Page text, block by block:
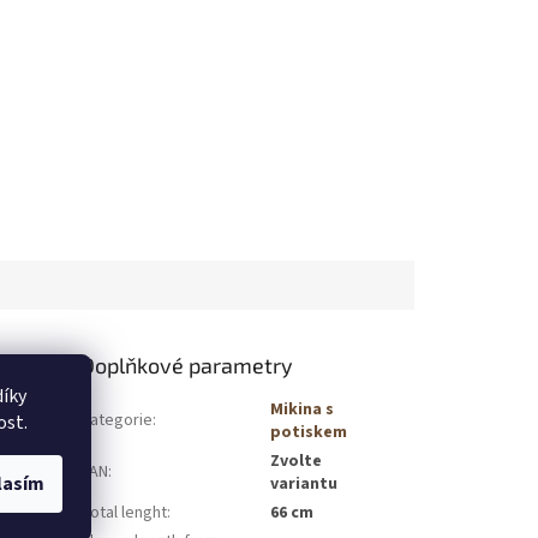
Doplňkové parametry
Kategorie:
Mikina s
potiskem
EAN:
Zvolte
variantu
Total lenght:
66 cm